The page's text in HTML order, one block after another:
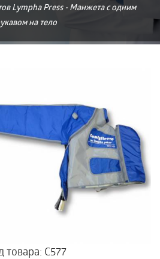
Lympha Press - Манжета с одним
на тело
товара: C577